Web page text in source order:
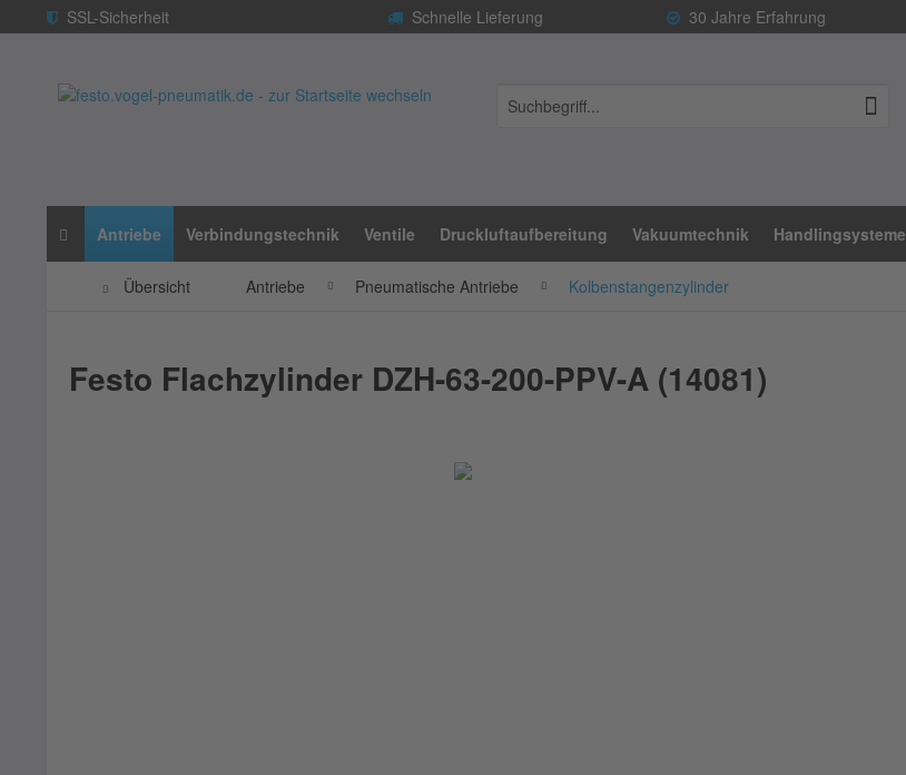
SSL-Sicherheit Schnelle Lieferung 30 Jahre Erfahrung
Antriebe Verbindungstechnik Ventile Druckluftaufbereitung Vakuumtechnik Handlingsysteme
Übersicht Antriebe Pneumatische Antriebe Kolbenstangenzylinder
Festo Flachzylinder DZH-63-200-PPV-A (14081)